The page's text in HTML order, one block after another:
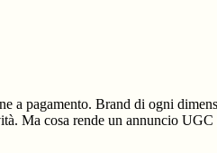
pagamento. Brand di ogni
Ma cosa rende un annuncio